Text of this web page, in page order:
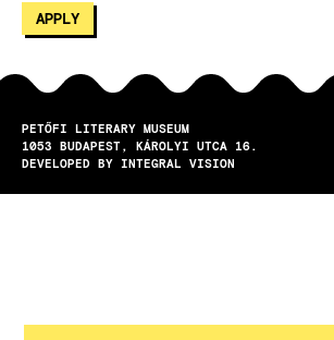
PETŐFI LITERARY MUSEUM
1053
BUDAPEST
KÁROLYI UTCA 16.
DEVELOPED BY INTEGRAL VISION